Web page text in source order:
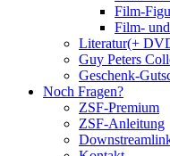
Film-
Film-
Literatur(+
Guy Peters
Geschenk-
Noch Fragen?
ZSF-Premium
ZSF-Anleitung